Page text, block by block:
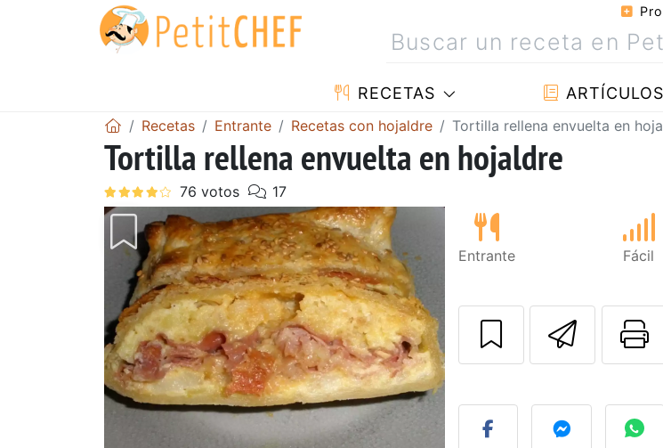
RECETAS ARTÍCULOS
Recetas Entrante Recetas con hojaldre Tortilla rellena envuelta en
Tortilla rellena envuelta en hojaldre
Entrante Fácil